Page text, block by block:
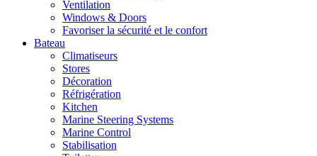
Ventilation
Windows & Doors
Favoriser la sécurité et le confort
Bateau
Climatiseurs
Stores
Décoration
Réfrigération
Kitchen
Marine Steering Systems
Marine Control
Stabilisation